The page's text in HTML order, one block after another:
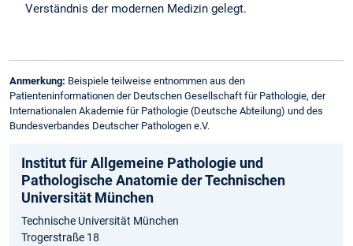
Verständnis der modernen Medizin gelegt.
Anmerkung: Beispiele teilweise entnommen aus den
Patienteninformationen der Deutschen Gesellschaft für Pathologie, der
Internationalen Akademie für Pathologie (Deutsche Abteilung) und des
Bundesverbandes Deutscher Pathologen e.V.
Institut für Allgemeine Pathologie und
Pathologische Anatomie der Technischen
Universität München
Technische Universität München
Trogerstraße 18